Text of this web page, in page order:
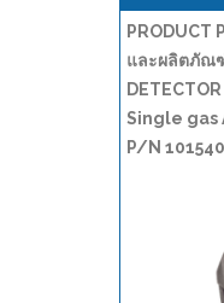
PRODUCT
และผลิตภัณฑ์
Single gas
P/N